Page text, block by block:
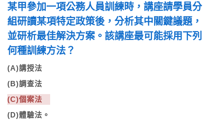
某甲參加一項公務人員訓練時，講座請學員分
組研讀某項特定政策後，分析其中關鍵議題，
並研析最佳解決方案。該講座最可能採用下列
何種訓練方法？
(A)講授法
(B)調查法
(C)個案法
(D)體驗法。